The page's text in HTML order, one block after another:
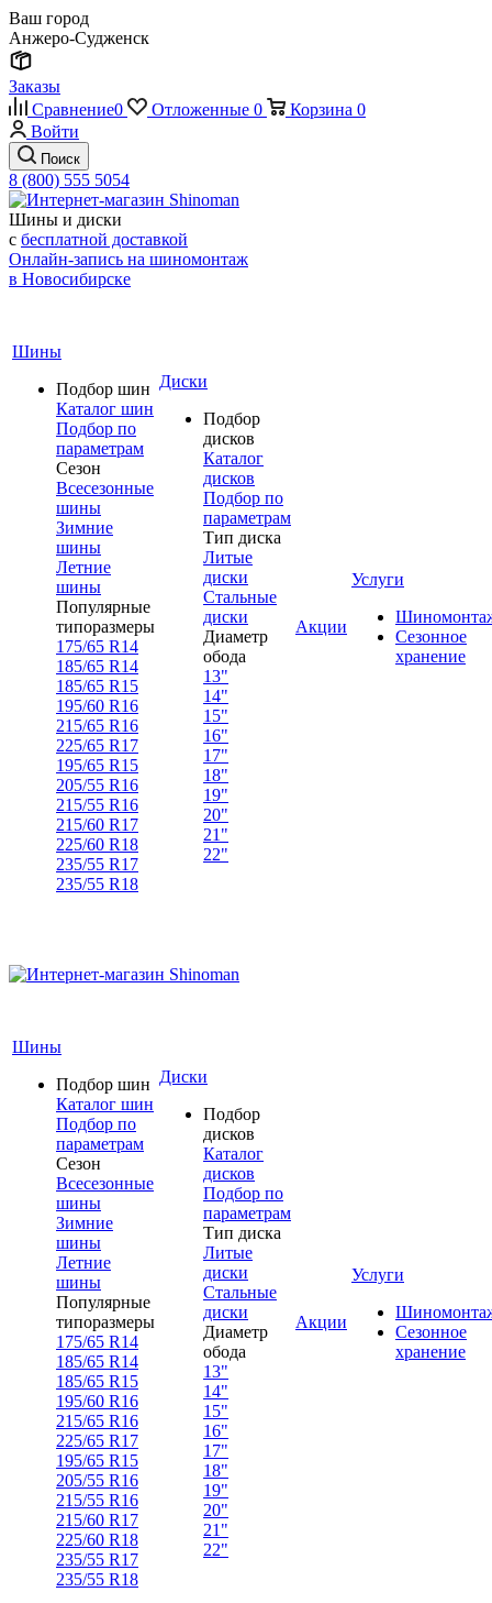
Ваш город
Анжеро-Судженск
Заказы
Сравнение0 Отложенные 0 Корзина 0
Войти
Поиск
8 (800) 555 5054
Шины и диски
с бесплатной доставкой
Онлайн-запись на шиномонтаж
в Новосибирске
Шины
Подбор шин
Каталог шин
Подбор по
параметрам
Сезон
Всесезонные
шины
Зимние
шины
Летние
шины
Популярные
типоразмеры
175/65 R14
185/65 R14
185/65 R15
195/60 R16
215/65 R16
225/65 R17
195/65 R15
205/55 R16
215/55 R16
215/60 R17
225/60 R18
235/55 R17
235/55 R18
Диски
Подбор
дисков
Каталог
дисков
Подбор по
параметрам
Тип диска
Литые
диски
Стальные
диски
Диаметр
обода
13"
14"
15"
16"
17"
18"
19"
20"
21"
22"
Акции
Услуги
Сезонное
хранение
Шины
Подбор шин
Каталог шин
Подбор по
параметрам
Сезон
Всесезонные
шины
Зимние
шины
Летние
шины
Популярные
типоразмеры
175/65 R14
185/65 R14
185/65 R15
195/60 R16
215/65 R16
225/65 R17
195/65 R15
205/55 R16
215/55 R16
215/60 R17
225/60 R18
235/55 R17
235/55 R18
Диски
Подбор
дисков
Каталог
дисков
Подбор по
параметрам
Тип диска
Литые
диски
Стальные
диски
Диаметр
обода
13"
14"
15"
16"
17"
18"
19"
20"
21"
22"
Акции
Услуги
Сезонное
хранение